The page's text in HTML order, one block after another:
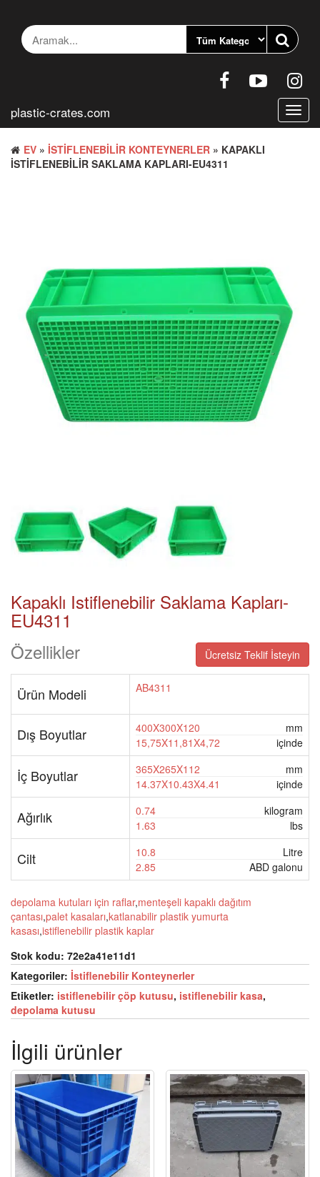
aç/
plastic-crates.com
EV » İSTIFLENEBILIR KONTEYNERLER » KAPAKLI
ISTIFLENEBILIR SAKLAMA KAPLARI-EU4311
Kapaklı Istiflenebilir Saklama Kapları-
EU4311
Özellikler
Ücretsiz Teklif İsteyin
Ürün Modeli AB4311
Dış Boyutlar 400X300X120
mm
15,75X11,81X4,72
içinde
İç Boyutlar 365X265X112
mm
14.37X10.43X4.41
içinde
Ağırlık 0.74
kilogram
1.63
lbs
Cilt 10.8
Litre
2.85
ABD galonu
depolama kutuları için raflar,menteşeli kapaklı dağıtım
çantası,palet kasaları,katlanabilir plastik yumurta
kasası,istiflenebilir plastik kaplar
Stok kodu: 72e2a41e11d1
Kategoriler: İstiflenebilir Konteynerler
Etiketler: istiflenebilir çöp kutusu, istiflenebilir kasa,
depolama kutusu
İlgili ürünler